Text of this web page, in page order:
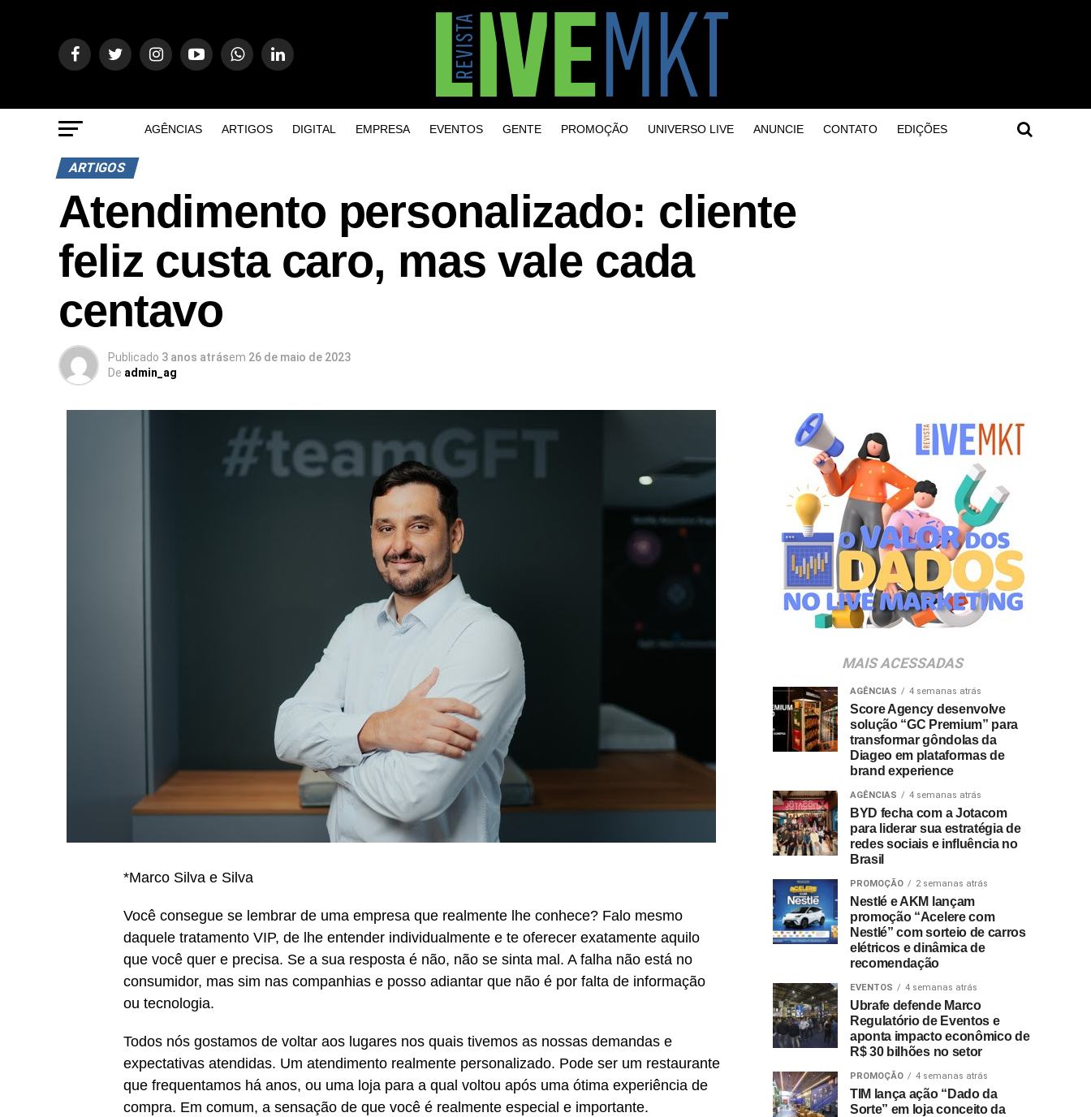
AGÊNCIAS ARTIGOS DIGITAL EMPRESA EVENTOS GENTE PROMOÇÃO UNIVERSO LIVE ANUNCIE CONTATO EDIÇÕES
ARTIGOS
Atendimento personalizado: cliente
feliz custa caro, mas vale cada
centavo
Publicado 3 anos atrásem 26 de maio de 2023
De admin_ag
*Marco Silva e Silva
Você consegue se lembrar de uma empresa que realmente lhe conhece? Falo mesmo
daquele tratamento VIP, de lhe entender individualmente e te oferecer exatamente aquilo
que você quer e precisa. Se a sua resposta é não, não se sinta mal. A falha não está no
consumidor, mas sim nas companhias e posso adiantar que não é por falta de informação
ou tecnologia.
Todos nós gostamos de voltar aos lugares nos quais tivemos as nossas demandas e
expectativas atendidas. Um atendimento realmente personalizado. Pode ser um restaurante
que frequentamos há anos, ou uma loja para a qual voltou após uma ótima experiência de
compra. Em comum, a sensação de que você é realmente especial e importante.
MAIS ACESSADAS
AGÊNCIAS 4 semanas atrás
Score Agency desenvolve
solução “GC Premium” para
transformar gôndolas da
Diageo em plataformas de
brand experience
AGÊNCIAS 4 semanas atrás
BYD fecha com a Jotacom
para liderar sua estratégia de
redes sociais e influência no
Brasil
PROMOÇÃO 2 semanas atrás
Nestlé e AKM lançam
promoção “Acelere com
Nestlé” com sorteio de carros
elétricos e dinâmica de
recomendação
EVENTOS 4 semanas atrás
Ubrafe defende Marco
Regulatório de Eventos e
aponta impacto econômico de
R$ 30 bilhões no setor
PROMOÇÃO 4 semanas atrás
TIM lança ação “Dado da
Sorte” em loja conceito da